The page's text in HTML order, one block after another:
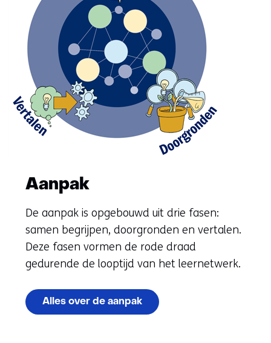
Aanpak
De aanpak is opgebouwd uit drie fasen:
samen begrijpen, doorgronden en vertalen.
Deze fasen vormen de rode draad
gedurende de looptijd van het leernetwerk.
Alles over de aanpak